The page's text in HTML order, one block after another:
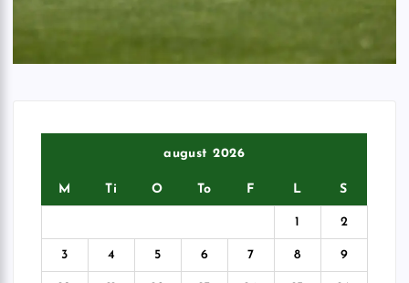
august 2026
M Ti O To F L S
1 2
3 4 5 6 7 8 9